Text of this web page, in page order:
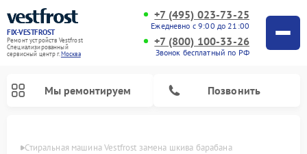
FIX-VESTFROST
Ремонт устройств Vestfrost
Специализированный
cервисный центр г.Москва
+7 (495) 023-73-25
Ежедневно с 9:00 до 21:00
+7 (800) 100-33-26
Звонок бесплатный по РФ
Мы ремонтируем Позвонить
Стиральная машина Vestfrost замена шкива барабана